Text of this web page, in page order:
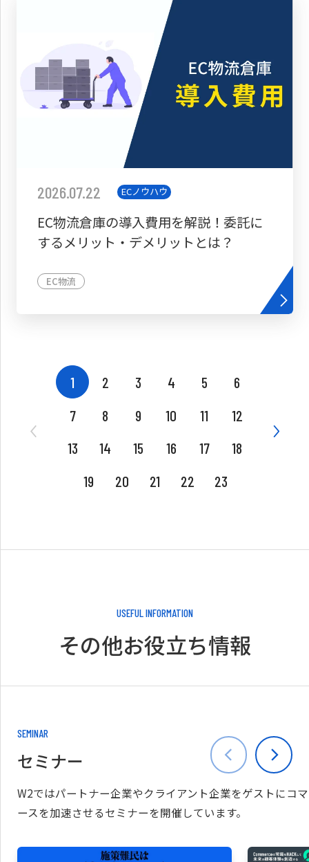
2026.07.22 ECノウハウ
EC物流倉庫の導入費用を解説！委託に
するメリット・デメリットとは？
EC物流
1 2 3 4 5
6
7
8 9 10 11
12
13
14 15 16 17
18
19
20 21 22 23
USEFUL INFORMATION
その他お役立ち情報
SEMINAR
セミナー
W2ではパートナー企業やクライアント企業をゲストにコマ
ースを加速させるセミナーを開催しています。